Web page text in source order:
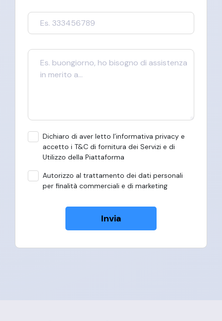
Dichiaro di aver letto l’informativa privacy e
accetto i T&C di fornitura dei Servizi e di
Utilizzo della Piattaforma
Autorizzo al trattamento dei dati personali
per finalità commerciali e di marketing
Invia